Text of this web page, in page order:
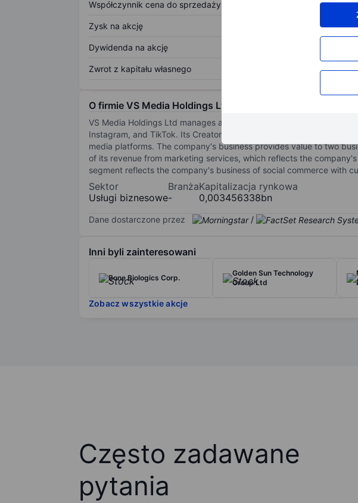
Współczynnik cena do sprzedaży
Zysk na akcję
Dywidenda na akcję
Zwrot z kapitału własnego
Otwórz
O firmie VS Media Holdings Ltd.
VS Media Holdings Ltd manages a network of digital Creators who
Instagram, and TikTok. Its Creators include influencers, KOLs-Key
media platforms. The company's business provides value to two
of its revenue from marketing services, which reflects the
segment reflects the company's business of social commerce with
Sektor
Usługi biznesowe
Branża
-
Kapitalizacja rynkowa
0,003456338bn
Dane dostarczone przez /
Inni byli zainteresowani
Bone Biologics Corp.
Golden Sun Technology
Group Ltd
Zobacz wszystkie akcje
Często zadawane
pytania